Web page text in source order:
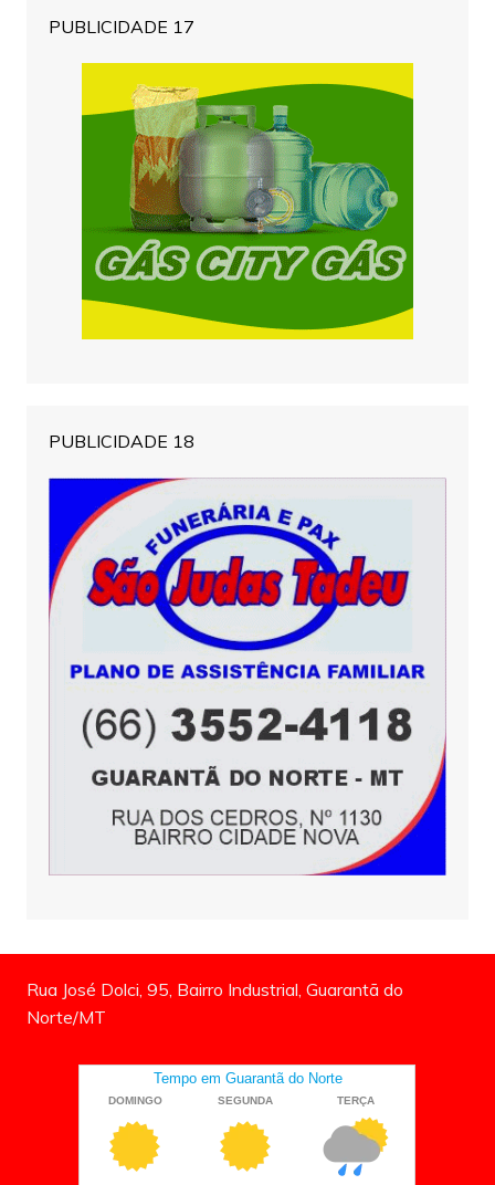
PUBLICIDADE 17
PUBLICIDADE 18
Rua José Dolci, 95, Bairro Industrial, Guarantã do
Norte/MT